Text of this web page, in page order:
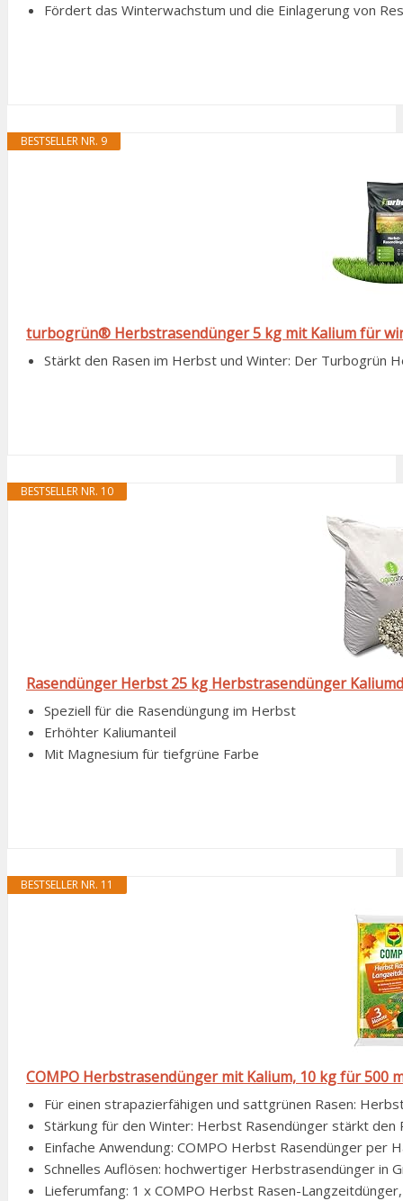
Fördert das Winterwachstum und die Einlagerung von
BESTSELLER NR. 9
turbogrün® Herbstrasendünger 5 kg mit Kalium für
Stärkt den Rasen im Herbst und Winter: Der Turbogrün
BESTSELLER NR. 10
Rasendünger Herbst 25 kg Herbstrasendünger
Speziell für die Rasendüngung im Herbst
Erhöhter Kaliumanteil
Mit Magnesium für tiefgrüne Farbe
BESTSELLER NR. 11
COMPO Herbstrasendünger mit Kalium, 10 kg für 500
Für einen strapazierfähigen und sattgrünen Rasen:
Stärkung für den Winter: Herbst Rasendünger stärkt
Einfache Anwendung: COMPO Herbst Rasendünger per
Schnelles Auflösen: hochwertiger Herbstrasendünger in
Lieferumfang: 1 x COMPO Herbst Rasen-